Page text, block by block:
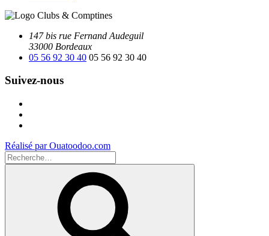
147 bis rue Fernand Audeguil
33000 Bordeaux
05 56 92 30 40 05 56 92 30 40
Suivez-nous
Réalisé par Ouatoodoo.com
Recherche
pour